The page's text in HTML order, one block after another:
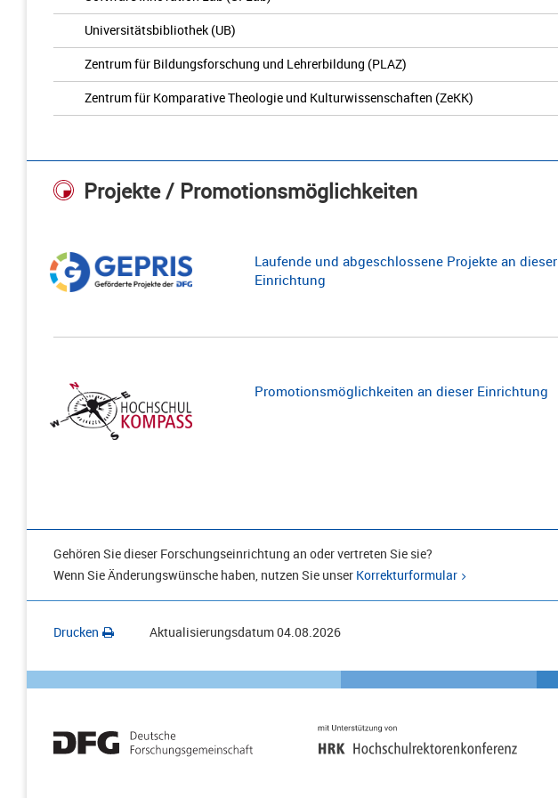
Universitätsbibliothek (UB)
Zentrum für Bildungsforschung und Lehrerbildung (PLAZ)
Zentrum für Komparative Theologie und Kulturwissenschaften (ZeKK)
Projekte / Promotionsmöglichkeiten
Laufende und abgeschlossene Projekte an dieser
Einrichtung
Promotionsmöglichkeiten an dieser Einrichtung
Gehören Sie dieser Forschungseinrichtung an oder vertreten Sie sie?
Wenn Sie Änderungswünsche haben, nutzen Sie unser Korrekturformular
Drucken Aktualisierungsdatum04.08.2026